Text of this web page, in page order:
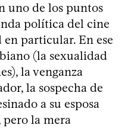
uno de los puntos
política del cine
particular. En ese
(la sexualidad
la venganza
la sospecha de
a su esposa
pero la mera